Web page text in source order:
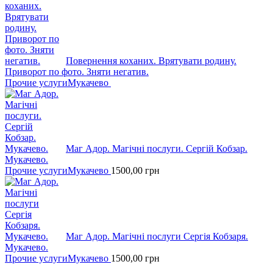
Повернення коханих. Врятувати родину.
Приворот по фото. Зняти негатив.
Прочие услугиМукачево
Маг Адор. Магічні послуги. Сергій Кобзар.
Мукачево.
Прочие услугиМукачево 1500,00 грн
Маг Адор. Магічні послуги Сергія Кобзаря.
Мукачево.
Прочие услугиМукачево 1500,00 грн